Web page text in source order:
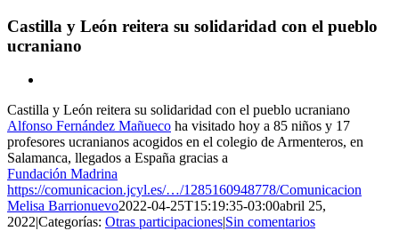
Castilla y León reitera su solidaridad con el pueblo
ucraniano
más
grande
Castilla y León reitera su solidaridad con el pueblo ucraniano
Alfonso Fernández Mañueco ha visitado hoy a 85 niños y 17
profesores ucranianos acogidos en el colegio de Armenteros, en
Salamanca, llegados a España gracias a
Fundación Madrina
https://comunicacion.jcyl.es/…/1285160948778/Comunicacion
Melisa Barrionuevo2022-04-25T15:19:35-03:00abril 25,
2022|Categorías: Otras participaciones|Sin comentarios